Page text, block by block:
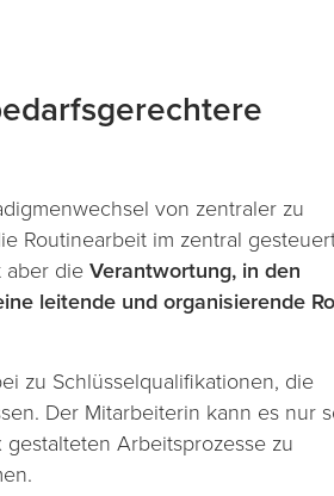
von zentraler zu
Routinearbeit im zentral
aber die Verantwortung, in den
leitende und organisierende
zu Schlüsselqualifikationen, die
Der Mitarbeiterin kann es nur
Arbeitsprozesse zu